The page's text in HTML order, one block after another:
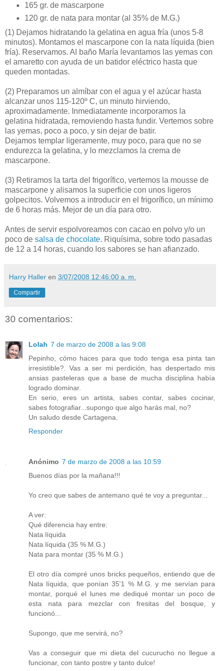
165 gr. de mascarpone
120 gr. de nata para montar (al 35% de M.G.)
(1) Dejamos hidratando la gelatina en agua fría (unos 5-8
minutos). Montamos el mascarpone con la nata líquida (bien
fría). Reservamos. Al baño María levantamos las yemas con
el amaretto con ayuda de un batidor eléctrico hasta que
queden montadas.
(2) Preparamos un almíbar con el agua y el azúcar hasta
alcanzar unos 115-120º C, un minuto hirviendo,
aproximadamente. Inmediatamente incorporamos la
gelatina hidratada, removiendo hasta fundir. Vertemos sobre
las yemas, poco a poco, y sin dejar de batir.
Dejamos templar ligeramente, muy poco, para que no se
endurezca la gelatina, y lo mezclamos la crema de
mascarpone.
(3) Retiramos la tarta del frigorífico, vertemos la mousse de
mascarpone y alisamos la superficie con unos ligeros
golpecitos. Volvemos a introducir en el frigorífico, un mínimo
de 6 horas más. Mejor de un día para otro.
Antes de servir espolvoreamos con cacao en polvo y/o un
poco de salsa de chocolate. Riquísima, sobre todo pasadas
de 12 a 14 horas, cuando los sabores se han afianzado.
Harry Haller en 3/07/2008 12:46:00 a. m.
Compartir
30 comentarios:
Lolah 7 de marzo de 2008 a las 9:08
Pepinho, cómo haces para que todo tenga esa pinta tan
irresistible?. Vas a ser mi perdición, has despertado mis
ansias pasteleras que a base de mucha disciplina había
logrado dominar.
En serio, eres un artista, sabes contar, sabes cocinar,
sabes fotografiar...supongo que algo harás mal, no?
Un saludo desde Cartagena.
Responder
Anónimo 7 de marzo de 2008 a las 10:59
Buenos días por la mañana!!!
Yo creo que sabes de antemano qué te voy a preguntar...
A ver:
Qué diferencia hay entre:
Nata líquida
Nata líquida (35 % M.G.)
Nata para montar (35 % M.G.)
El otro día compré unos bricks pequeños, entiendo que de
Nata líquida, que ponían 35'1 % M.G. y me servían para
montar, porqué el lunes me dediqué montar un poco de
esta nata para mezclar con fresitas del bosque, y
funcionó...
Supongo, que me servirá, no?
Vas a conseguir que mi dieta del cucurucho no llegue a
funcionar, con tanto postre y tanto dulce!